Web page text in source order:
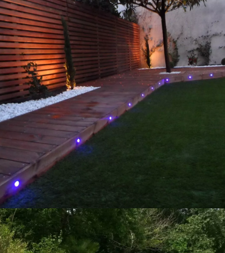
Jardin
romantique
& terrasse
étoilée